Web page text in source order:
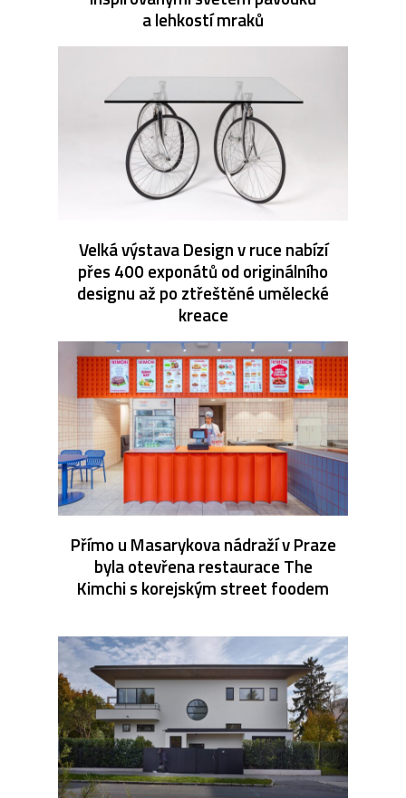
a lehkostí mraků
Velká výstava Design v ruce nabízí
přes 400 exponátů od originálního
designu až po ztřeštěné umělecké
kreace
Přímo u Masarykova nádraží v Praze
byla otevřena restaurace The
Kimchi s korejským street foodem